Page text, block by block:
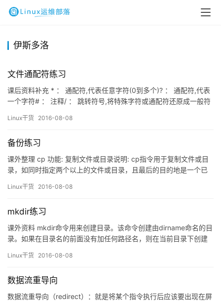
伊斯多洛
文件通配符练习
课后资料补充 * ： 通配符,代表任意字符(0到多个)? ： 通配符,代表
一个字符# ： 注释/ ： 跳转符号,将特殊字符或通配符还原成一般符
根目录$ ： 变量前需要加的变量值! ： 逻辑运算中的&q…
Linux干货 2016-08-08
备份练习
课外整理 cp 功能: 复制文件或目录说明: cp指令用于复制文件或目
录，如同时指定两个以上的文件或目录，且最后的目的地是一个已
中。若同时指定多个文件或目录，而最后的目的地并非一个已存在
Linux干货 2016-08-08
mkdir练习
课外资料 mkdir命令用来创建目录。该命令创建由dirname命名的目
录。如果在目录名的前面没有加任何路径名，则在当前目录下创建
目录下创建一个指定的目录。在创建目录时，应保证新建的目录与
的文件都存放在主目录中，可以创建子目录，通过它…
Linux干货 2016-08-08
数据流重导向
数据流重导向（redirect）：就是将某个指令执行后应该要出现在屏